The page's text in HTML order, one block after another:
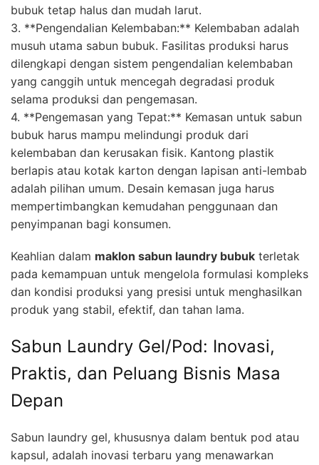
bubuk tetap halus dan mudah larut.
3. **Pengendalian Kelembaban:** Kelembaban adalah
musuh utama sabun bubuk. Fasilitas produksi harus
dilengkapi dengan sistem pengendalian kelembaban
yang canggih untuk mencegah degradasi produk
selama produksi dan pengemasan.
4. **Pengemasan yang Tepat:** Kemasan untuk sabun
bubuk harus mampu melindungi produk dari
kelembaban dan kerusakan fisik. Kantong plastik
berlapis atau kotak karton dengan lapisan anti-lembab
adalah pilihan umum. Desain kemasan juga harus
mempertimbangkan kemudahan penggunaan dan
penyimpanan bagi konsumen.
Keahlian dalam maklon sabun laundry bubuk terletak
pada kemampuan untuk mengelola formulasi kompleks
dan kondisi produksi yang presisi untuk menghasilkan
produk yang stabil, efektif, dan tahan lama.
Sabun Laundry Gel/Pod: Inovasi,
Praktis, dan Peluang Bisnis Masa
Depan
Sabun laundry gel, khususnya dalam bentuk pod atau
kapsul, adalah inovasi terbaru yang menawarkan